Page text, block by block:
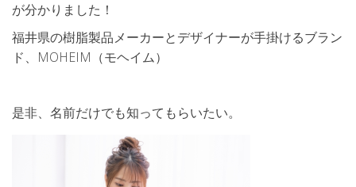
が分かりました！
福井県の樹脂製品メーカーとデザイナーが手掛けるブラン
ド、MOHEIM（モヘイム）
是非、名前だけでも知ってもらいたい。